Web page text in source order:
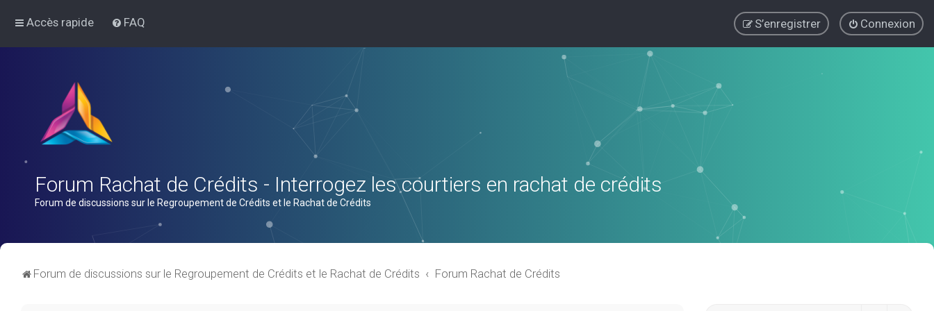
Accès rapide FAQ Connexion
S’enregistrer
Forum Rachat de Crédits - Interrogez les courtiers en rachat de crédits
Forum de discussions sur le Regroupement de Crédits et le Rachat de Crédits
Forum de discussions sur le Regroupement de Crédits et le Rachat de Crédits Forum Rachat de Crédits